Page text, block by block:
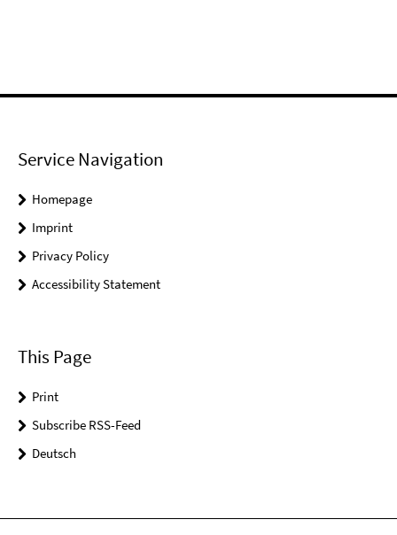
Service Navigation
Homepage
Imprint
Privacy Policy
Accessibility Statement
This Page
Print
Subscribe RSS-Feed
Deutsch